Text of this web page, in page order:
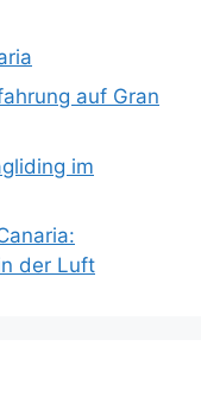
auf Gran
im
der Luft